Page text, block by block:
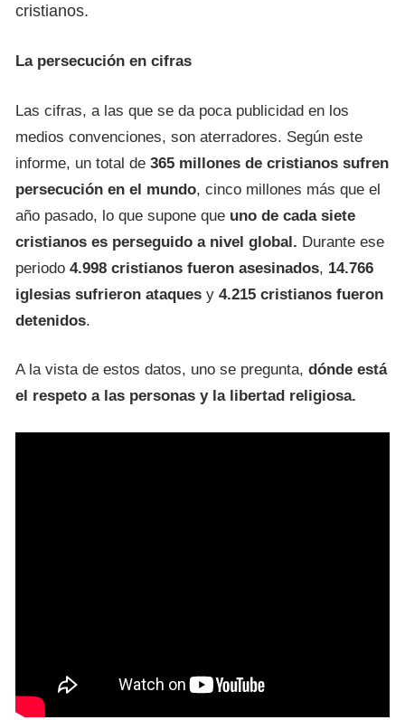
cristianos.
La persecución en cifras
Las cifras, a las que se da poca publicidad en los
medios convenciones, son aterradores. Según este
informe, un total de 365 millones de cristianos sufren
persecución en el mundo, cinco millones más que el
año pasado, lo que supone que uno de cada siete
cristianos es perseguido a nivel global. Durante ese
periodo 4.998 cristianos fueron asesinados, 14.766
iglesias sufrieron ataques y 4.215 cristianos fueron
detenidos.
A la vista de estos datos, uno se pregunta, dónde está
el respeto a las personas y la libertad religiosa.